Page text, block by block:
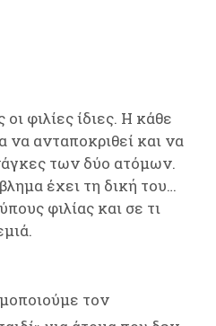
φιλίες ίδιες. Η κάθε
να ανταποκριθεί και να
των δύο ατόμων.
έχει τη δική του…
φιλίας και σε τι
τον